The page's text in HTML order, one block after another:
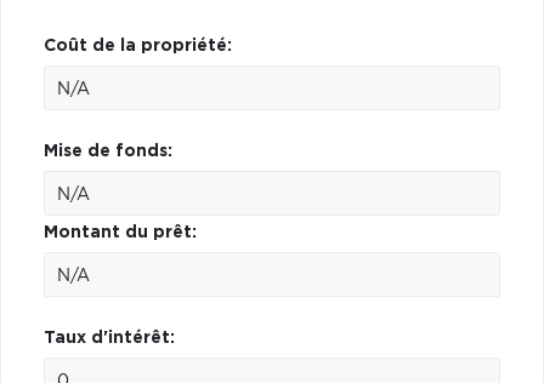
Coût de la propriété:
Mise de fonds:
Montant du prêt:
Taux d'intérêt: